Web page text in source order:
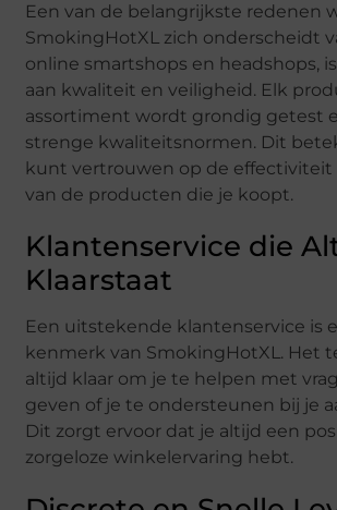
Een van de belangrijkste redenen
SmokingHotXL zich onderscheidt
online smartshops en headshops,
aan kwaliteit en veiligheid. Elk
assortiment wordt grondig getest
strenge kwaliteitsnormen. Dit
kunt vertrouwen op de effectiviteit
van de producten die je koopt.
Klantenservice die
Klaarstaat
Een uitstekende klantenservice is
kenmerk van SmokingHotXL. Het
altijd klaar om je te helpen met
geven of je te ondersteunen bij je
Dit zorgt ervoor dat je altijd een
zorgeloze winkelervaring hebt.